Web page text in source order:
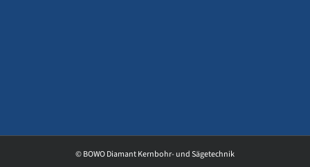
© BOWO Diamant Kernbohr- und Sägetechnik